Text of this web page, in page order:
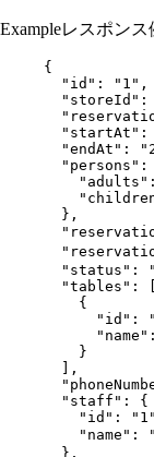
Exampleレスポンス
{
"id" : " 1 " ,
"storeId" :
"startAt" :
"endAt" : "
"persons" :
"adults"
},
"status" : "
"tables" : [
{
"id" : "
"name"
}
],
"staff" : {
"id" : " 1 "
"name" : "
},